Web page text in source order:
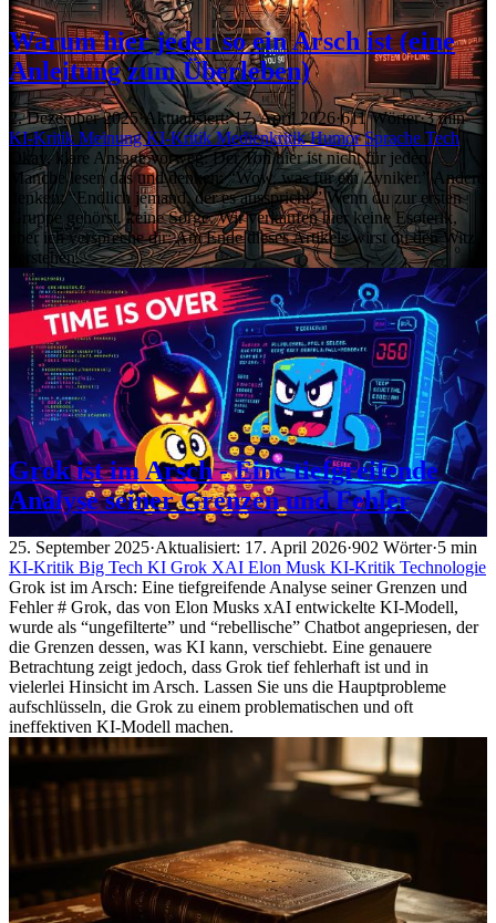
Warum hier jeder so ein Arsch ist (eine
Anleitung zum Überleben)
2. Dezember 2025·Aktualisiert: 17. April 2026·611 Wörter·3 min
KI-Kritik MeinungKI-KritikMedienkritikHumorSprache Tech
Okay, klare Ansage vorweg: Der Ton hier ist nicht für jeden.
Manche lesen das und denken: “Wow, was für ein Zyniker.” Andere
denken: “Endlich jemand, der es ausspricht.” Wenn du zur ersten
Gruppe gehörst, keine Sorge. Wir verkaufen hier keine Esoterik,
aber ich verspreche dir: Am Ende dieses Artikels wirst du den Witz
verstehen.
Grok ist im Arsch - Eine tiefgreifende
Analyse seiner Grenzen und Fehler
25. September 2025·Aktualisiert: 17. April 2026·902 Wörter·5 min
KI-Kritik Big Tech KI Grok XAI Elon Musk KI-Kritik Technologie
Grok ist im Arsch: Eine tiefgreifende Analyse seiner Grenzen und
Fehler # Grok, das von Elon Musks xAI entwickelte KI-Modell,
wurde als “ungefilterte” und “rebellische” Chatbot angepriesen, der
die Grenzen dessen, was KI kann, verschiebt. Eine genauere
Betrachtung zeigt jedoch, dass Grok tief fehlerhaft ist und in
vielerlei Hinsicht im Arsch. Lassen Sie uns die Hauptprobleme
aufschlüsseln, die Grok zu einem problematischen und oft
ineffektiven KI-Modell machen.